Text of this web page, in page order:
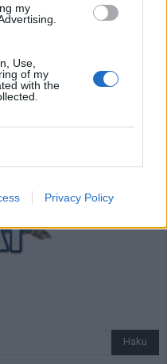
my
Use,
of my
with the
Privacy Policy
kisat 2025 – tässä
joukkue